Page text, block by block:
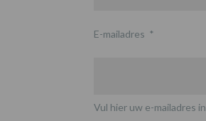
E-mailadres *
Vul hier uw e-mailadres in